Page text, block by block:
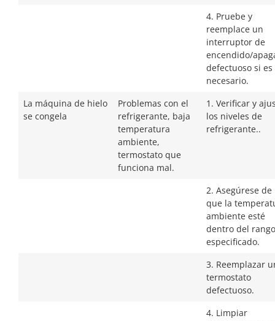
4. Pruebe y
reemplace un
interruptor de
encendido/
defectuoso si es
necesario.
La máquina de hielo
se congela
Problemas con el
refrigerante, baja
temperatura
ambiente,
termostato que
funciona mal.
1. Verificar y
los niveles de
refrigerante..
2. Asegúrese de
que la
ambiente esté
dentro del rango
especificado.
3. Reemplazar
termostato
defectuoso.
4. Limpiar